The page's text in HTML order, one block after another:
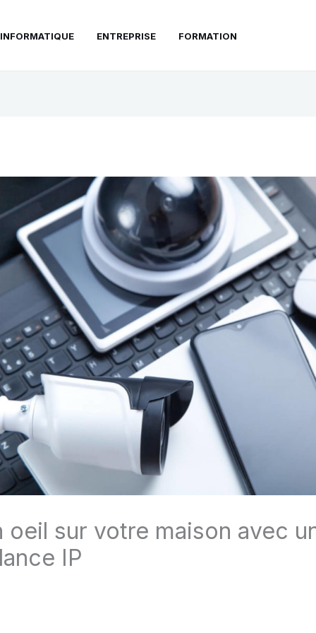
INFORMATIQUE ENTREPRISE FORMATION
oeil sur votre maison avec
IP